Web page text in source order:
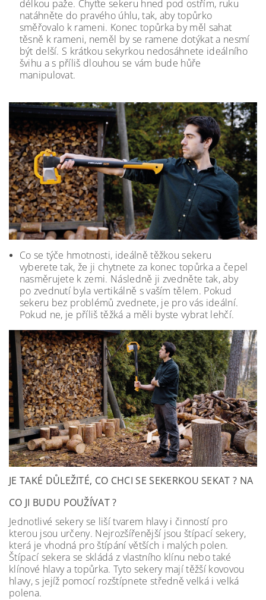
délkou paže. Chyťte sekeru hned pod ostřím, ruku
natáhněte do pravého úhlu, tak, aby topůrko
směřovalo k rameni. Konec topůrka by měl sahat
těsně k rameni, neměl by se ramene dotýkat a nesmí
být delší. S krátkou sekyrkou nedosáhnete ideálního
švihu a s příliš dlouhou se vám bude hůře
manipulovat.
Co se týče hmotnosti, ideálně těžkou sekeru
vyberete tak, že ji chytnete za konec topůrka a čepel
nasměrujete k zemi. Následně ji zvedněte tak, aby
po zvednutí byla vertikálně s vaším tělem. Pokud
sekeru bez problémů zvednete, je pro vás ideální.
Pokud ne, je příliš těžká a měli byste vybrat lehčí.
JE TAKÉ DŮLEŽITÉ, CO CHCI SE SEKERKOU SEKAT ? NA
CO JI BUDU POUŽÍVAT ?
Jednotlivé sekery se liší tvarem hlavy i činností pro
kterou jsou určeny. Nejrozšířenější jsou štípací sekery,
která je vhodná pro štípání větších i malých polen.
Štípací sekera se skládá z vlastního klínu nebo také
klínové hlavy a topůrka. Tyto sekery mají těžší kovovou
hlavy, s jejíž pomocí rozštípnete středně velká i velká
polena.